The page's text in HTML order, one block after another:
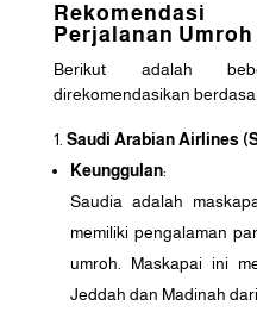
Perjalanan Umroh
Berikut adalah
direkomendasikan
Saudi Arabian Airlines
Keunggulan:
Saudia adalah
memiliki pengalaman
umroh. Maskapai ini
Jeddah dan Madinah